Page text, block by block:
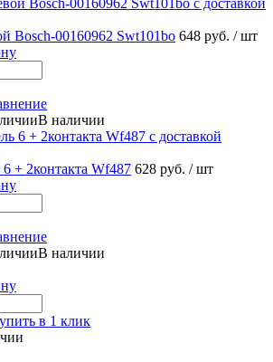
Bosch-00160962 Swt101bo 648 руб. / шт
В наличии
+ 2контакта Wf487 628 руб. / шт
В наличии
в 1 клик